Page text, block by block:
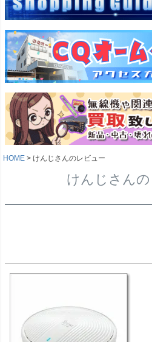
HOME けんじさんのレビュー
けんじさん